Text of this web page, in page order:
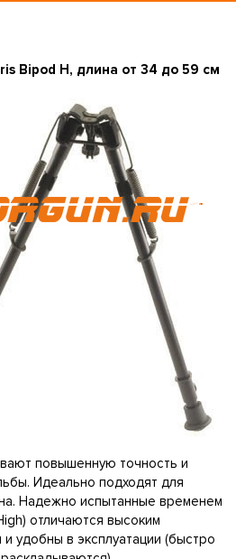
Bipod H, длина от 34 до 59 см
повышенную точность и
Идеально подходят для
Надежно испытанные временем
отличаются высоким
удобны в эксплуатации (быстро